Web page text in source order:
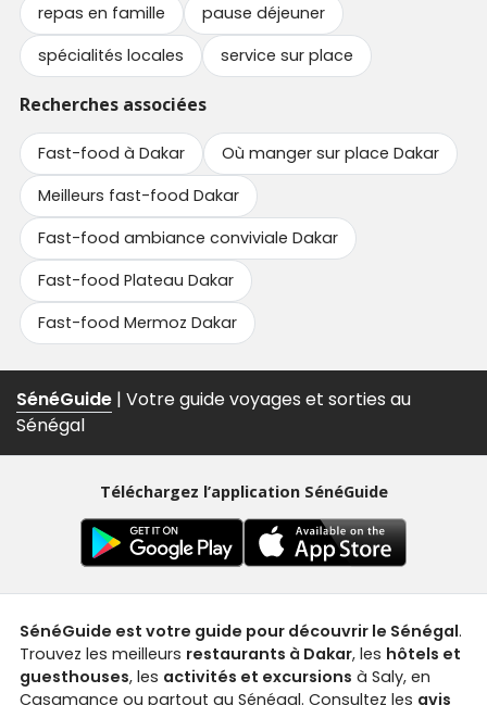
repas en famille
pause déjeuner
spécialités locales
service sur place
Recherches associées
Fast-food à Dakar
Où manger sur place Dakar
Meilleurs fast-food Dakar
Fast-food ambiance conviviale Dakar
Fast-food Plateau Dakar
Fast-food Mermoz Dakar
SénéGuide | Votre guide voyages et sorties au
Sénégal
Téléchargez l’application SénéGuide
SénéGuide est votre guide pour découvrir le Sénégal.
Trouvez les meilleurs restaurants à Dakar, les hôtels et
guesthouses, les activités et excursions à Saly, en
Casamance ou partout au Sénégal. Consultez les avis